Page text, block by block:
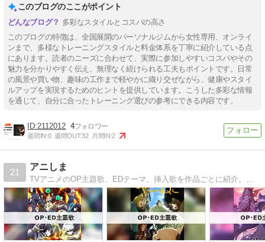
このブログのここがポイント
多彩なスタイルとコスパの高さ
このブログの特徴は、全国展開のパーソナルジムから女性専用、オンライ
ンまで、多様なトレーニングスタイルと料金体系を丁寧に紹介している点
にあります。読者のニーズに合わせて、実際に参加しやすいコスパやその
魅力を分かりやすく伝え、無理なく続けられる工夫もポイントです。日常
の風景や買い物、趣味の工作まで軽やかに織り交ぜながら、健康やスタイ
ルアップを実現するためのヒントを提供しています。こうした多彩な情報
を通じて、自分に合ったトレーニング選びの参考にできる内容です。
2112012 4
週間IN:0 週間OUT:32 月間IN:2
21
アニしま
TVアニメのOP主題歌、EDテーマ、挿入歌を作品ごとに紹介。クールごとにまとめているので今期アニメタイトルも簡単に確認できます。Apple MusicやAmazon Musicへのリンクも配信されしだい掲載します。